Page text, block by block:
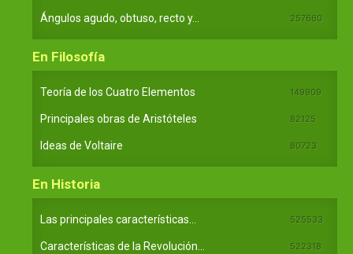
Ángulos agudo, obtuso, recto y... 257660
En Filosofía
Teoría de los Cuatro Elementos 149909
Principales obras de Aristóteles 82125
Ideas de Voltaire 80723
En Historia
Las principales características... 525533
Características de la Revolución... 522318